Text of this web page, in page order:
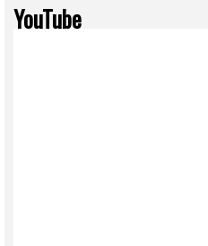
YouTube